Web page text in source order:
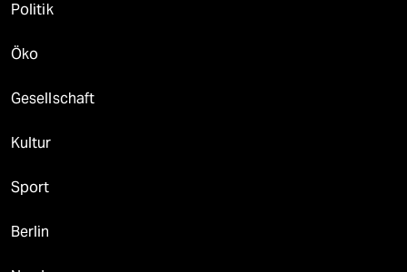
Politik
Öko
Gesellschaft
Kultur
Sport
Berlin